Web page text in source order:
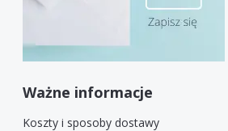
Ważne informacje
Koszty i sposoby dostawy